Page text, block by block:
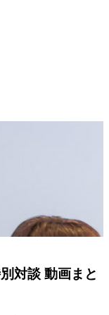
対談 動画まと